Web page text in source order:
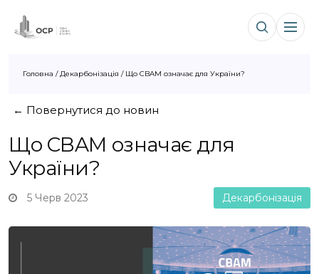
Головна /Декарбонізація / Що CBAM означає для України?
← Повернутися до новин
5 Черв 2023 Декарбонізація
Що CBAM означає для
України?